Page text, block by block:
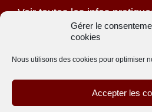
Gérer le
cookies
Nous utilisons des cookies pour optimiser
Accepter les
Voir toutes les infos
Mentions légales
Politique de confidentialité
Une oeuvre jésuite
Site réalisé parACCK